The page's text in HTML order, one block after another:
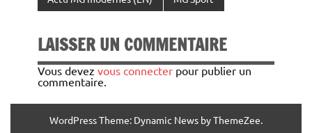
LAISSER UN COMMENTAIRE
Vous devez vous connecter pour publier un
commentaire.
WordPress Theme: Dynamic News by ThemeZee.